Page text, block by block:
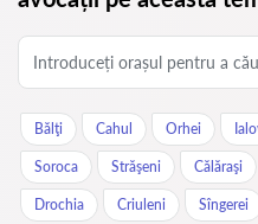
Bălţi Cahul Orhei
Soroca Străşeni Călăraşi
Drochia Criuleni Sîngerei